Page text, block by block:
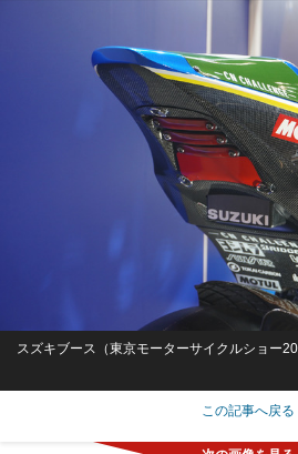
スズキブース（東京モーターサイクルショー
この記事へ戻る